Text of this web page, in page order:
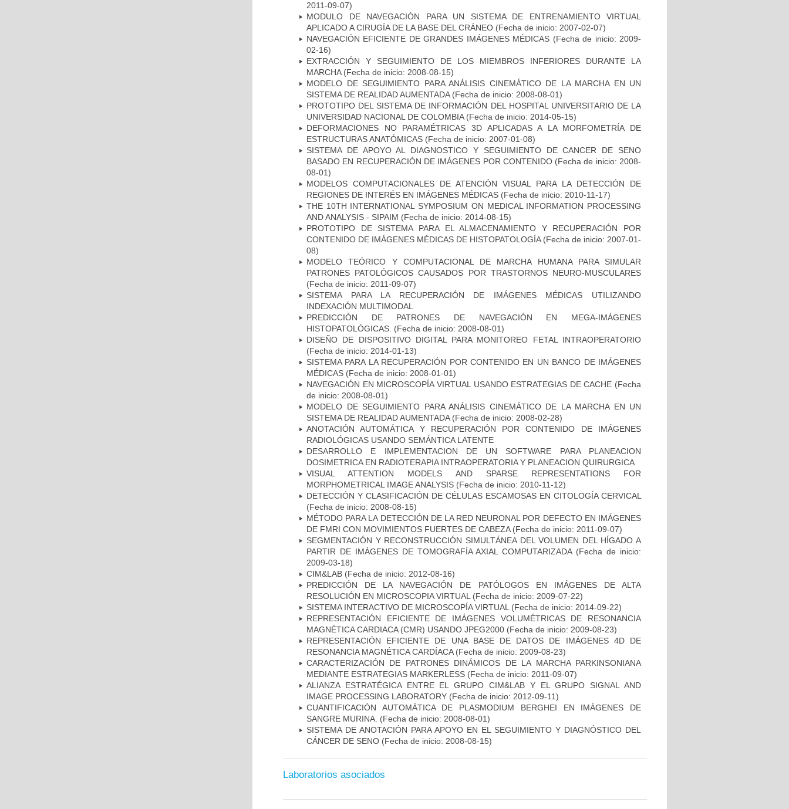
2011-09-07)
MODULO DE NAVEGACIÓN PARA UN SISTEMA DE ENTRENAMIENTO VIRTUAL
APLICADO A CIRUGÍA DE LA BASE DEL CRÁNEO (Fecha de inicio: 2007-02-07)
NAVEGACIÓN EFICIENTE DE GRANDES IMÁGENES MÉDICAS (Fecha de inicio: 2009-
02-16)
EXTRACCIÓN Y SEGUIMIENTO DE LOS MIEMBROS INFERIORES DURANTE LA
MARCHA(Fecha de inicio: 2008-08-15)
MODELO DE SEGUIMIENTO PARA ANÁLISIS CINEMÁTICO DE LA MARCHA EN UN
SISTEMA DE REALIDAD AUMENTADA(Fecha de inicio: 2008-08-01)
PROTOTIPO DEL SISTEMA DE INFORMACIÓN DEL HOSPITAL UNIVERSITARIO DE LA
UNIVERSIDAD NACIONAL DE COLOMBIA (Fecha de inicio: 2014-05-15)
DEFORMACIONES NO PARAMÉTRICAS 3D APLICADAS A LA MORFOMETRÍA DE
ESTRUCTURAS ANATÓMICAS (Fecha de inicio: 2007-01-08)
SISTEMA DE APOYO AL DIAGNOSTICO Y SEGUIMIENTO DE CANCER DE SENO
BASADO EN RECUPERACIÓN DE IMÁGENES POR CONTENIDO(Fecha de inicio: 2008-
08-01)
MODELOS COMPUTACIONALES DE ATENCIÓN VISUAL PARA LA DETECCIÓN DE
REGIONES DE INTERÉS EN IMÁGENES MÉDICAS (Fecha de inicio: 2010-11-17)
THE 10TH INTERNATIONAL SYMPOSIUM ON MEDICAL INFORMATION PROCESSING
AND ANALYSIS - SIPAIM (Fecha de inicio: 2014-08-15)
PROTOTIPO DE SISTEMA PARA EL ALMACENAMIENTO Y RECUPERACIÓN POR
CONTENIDO DE IMÁGENES MÉDICAS DE HISTOPATOLOGÍA(Fecha de inicio: 2007-01-
08)
MODELO TEÓRICO Y COMPUTACIONAL DE MARCHA HUMANA PARA SIMULAR
PATRONES PATOLÓGICOS CAUSADOS POR TRASTORNOS NEURO-MUSCULARES
(Fecha de inicio: 2011-09-07)
SISTEMA PARA LA RECUPERACIÓN DE IMÁGENES MÉDICAS UTILIZANDO
INDEXACIÓN MULTIMODAL
PREDICCIÓN DE PATRONES DE NAVEGACIÓN EN MEGA-IMÁGENES
HISTOPATOLÓGICAS. (Fecha de inicio: 2008-08-01)
DISEÑO DE DISPOSITIVO DIGITAL PARA MONITOREO FETAL INTRAOPERATORIO
(Fecha de inicio: 2014-01-13)
SISTEMA PARA LA RECUPERACIÓN POR CONTENIDO EN UN BANCO DE IMÁGENES
MÉDICAS (Fecha de inicio: 2008-01-01)
NAVEGACIÓN EN MICROSCOPÍA VIRTUAL USANDO ESTRATEGIAS DE CACHE (Fecha
de inicio: 2008-08-01)
MODELO DE SEGUIMIENTO PARA ANÁLISIS CINEMÁTICO DE LA MARCHA EN UN
SISTEMA DE REALIDAD AUMENTADA (Fecha de inicio: 2008-02-28)
ANOTACIÓN AUTOMÁTICA Y RECUPERACIÓN POR CONTENIDO DE IMÁGENES
RADIOLÓGICAS USANDO SEMÁNTICA LATENTE
DESARROLLO E IMPLEMENTACION DE UN SOFTWARE PARA PLANEACION
DOSIMETRICA EN RADIOTERAPIA INTRAOPERATORIA Y PLANEACION QUIRURGICA
VISUAL ATTENTION MODELS AND SPARSE REPRESENTATIONS FOR
MORPHOMETRICAL IMAGE ANALYSIS (Fecha de inicio: 2010-11-12)
DETECCIÓN Y CLASIFICACIÓN DE CÉLULAS ESCAMOSAS EN CITOLOGÍA CERVICAL
(Fecha de inicio: 2008-08-15)
MÉTODO PARA LA DETECCIÓN DE LA RED NEURONAL POR DEFECTO EN IMÁGENES
DE FMRI CON MOVIMIENTOS FUERTES DE CABEZA(Fecha de inicio: 2011-09-07)
SEGMENTACIÓN Y RECONSTRUCCIÓN SIMULTÁNEA DEL VOLUMEN DEL HÍGADO A
PARTIR DE IMÁGENES DE TOMOGRAFÍA AXIAL COMPUTARIZADA(Fecha de inicio:
2009-03-18)
CIM&LAB (Fecha de inicio: 2012-08-16)
PREDICCIÓN DE LA NAVEGACIÓN DE PATÓLOGOS EN IMÁGENES DE ALTA
RESOLUCIÓN EN MICROSCOPIA VIRTUAL (Fecha de inicio: 2009-07-22)
SISTEMA INTERACTIVO DE MICROSCOPÍA VIRTUAL (Fecha de inicio: 2014-09-22)
REPRESENTACIÓN EFICIENTE DE IMÁGENES VOLUMÉTRICAS DE RESONANCIA
MAGNÉTICA CARDIACA (CMR) USANDO JPEG2000 (Fecha de inicio: 2009-08-23)
REPRESENTACIÓN EFICIENTE DE UNA BASE DE DATOS DE IMÁGENES 4D DE
RESONANCIA MAGNÉTICA CARDÍACA(Fecha de inicio: 2009-08-23)
CARACTERIZACIÓN DE PATRONES DINÁMICOS DE LA MARCHA PARKINSONIANA
MEDIANTE ESTRATEGIAS MARKERLESS (Fecha de inicio: 2011-09-07)
ALIANZA ESTRATÉGICA ENTRE EL GRUPO CIM&LAB Y EL GRUPO SIGNAL AND
IMAGE PROCESSING LABORATORY (Fecha de inicio: 2012-09-11)
CUANTIFICACIÓN AUTOMÁTICA DE PLASMODIUM BERGHEI EN IMÁGENES DE
SANGRE MURINA. (Fecha de inicio: 2008-08-01)
SISTEMA DE ANOTACIÓN PARA APOYO EN EL SEGUIMIENTO Y DIAGNÓSTICO DEL
CÁNCER DE SENO (Fecha de inicio: 2008-08-15)
Laboratorios asociados